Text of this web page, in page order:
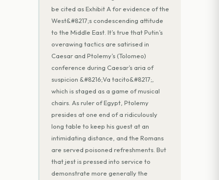
be cited as Exhibit A for evidence of the
West&#8217;s condescending attitude
to the Middle East. It’s true that Putin’s
overawing tactics are satirised in
Caesar and Ptolemy’s (Tolomeo)
conference during Caesar’s aria of
suspicion &#8216;Va tacito&#8217;,
which is staged as a game of musical
chairs. As ruler of Egypt, Ptolemy
presides at one end of a ridiculously
long table to keep his guest at an
intimidating distance, and the Romans
are served poisoned refreshments. But
that jest is pressed into service to
demonstrate more generally the